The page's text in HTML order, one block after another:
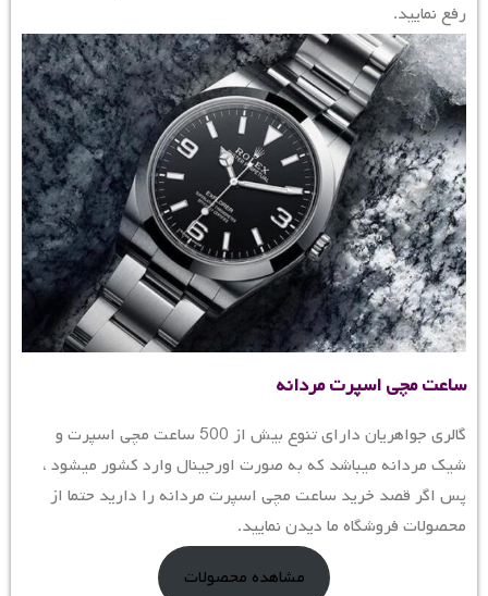
رفع نمایید.
ساعت مچی اسپرت مردانه
گالری جواهریان دارای تنوع بیش از 500 ساعت مچی اسپرت و
شیک مردانه میباشد که به صورت اورجینال وارد کشور میشود ،
پس اگر قصد خرید ساعت مچی اسپرت مردانه را دارید حتما از
محصولات فروشگاه ما دیدن نمایید.
مشاهده محصولات